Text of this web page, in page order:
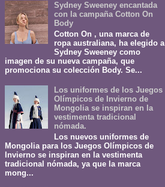
Sydney Sweeney encantada
con la campaña Cotton On
Body
Cotton On , una marca de
ropa australiana, ha elegido a
Sydney Sweeney como
imagen de su nueva campaña, que
promociona su colección Body. Se...
Los uniformes de los Juegos
Olímpicos de Invierno de
Mongolia se inspiran en la
vestimenta tradicional
nómada.
Los nuevos uniformes de
Mongolia para los Juegos Olímpicos de
Invierno se inspiran en la vestimenta
tradicional nómada, ya que la marca
mong...